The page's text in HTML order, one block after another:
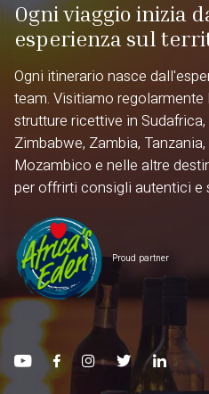
Ogni viaggio inizia
esperienza sul
Ogni itinerario nasce
team. Visitiamo regolarmente
strutture ricettive in
Zimbabwe, Zambia,
Mozambico e nelle altre
per offrirti consigli autentici e
Proud partner